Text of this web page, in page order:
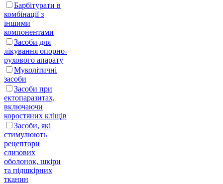
Барбітурати в
комбінації з
іншими
компонентами
Засоби для
лікування опорно-
рухового апарату
Муколітичні
засоби
Засоби при
ектопаразитах,
включаючи
коростяних кліщів
Засоби, які
стимулюють
рецептори
слизових
оболонок, шкіри
та підшкірних
тканин